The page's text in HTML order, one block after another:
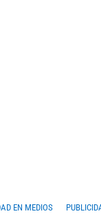
EN MEDIOS